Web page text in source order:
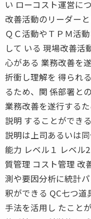
い ローコスト運営に
改善活動のリーダー
ＱＣ活動やＴＰＭ活
して いる 現場改善活
心がある 業務改善を
折衝し理解を 得られ
るため、関 係部署と
業務改善を遂行する
説明 することができ
説明は上司あるいは
能力 レベル１ レベル
質管理 コスト管理 改
測や要因分析に統計
釈ができる QC七つ
手法を活用し たこと